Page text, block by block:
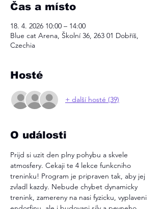
Čas a místo
18. 4. 2026 10:00 – 14:00
Blue cat Arena, Školní 36, 263 01 Dobříš,
Czechia
Hosté
+ další hosté (39)
O události
Prijd si uzit den plny pohybu a skvele
atmosfery. Cekaji te 4 lekce funkcniho
treninku! Program je pripraven tak, aby jej
zvladl kazdy. Nebude chybet dynamicky
trenink, zamereny na nasi fyzicku, vyplaveni